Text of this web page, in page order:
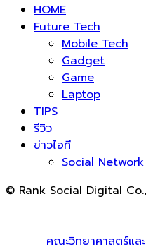
HOME
Future Tech
Mobile Tech
Gadget
Game
Laptop
TIPS
รีวิว
ข่าวไอที
Social Network
© Rank Social Digital
คณะวิทยาศาสตร์และ